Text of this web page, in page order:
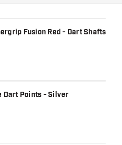
Fusion Red - Dart Shafts
Dart Points - Silver